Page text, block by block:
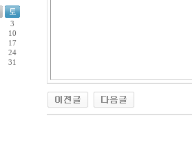
3
10
17
24
31